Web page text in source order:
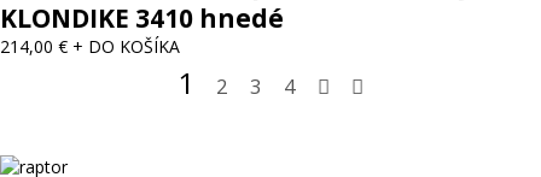
KLONDIKE 3410 hnedé
214,00 € + DO KOŠÍKA
1 2 3 4